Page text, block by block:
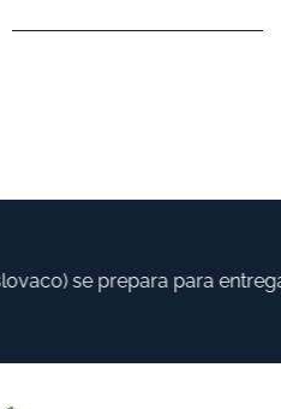
se prepara para